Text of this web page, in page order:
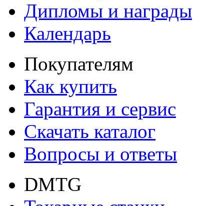
Дипломы и награды
Календарь
Покупателям
Как купить
Гарантия и сервис
Скачать каталог
Вопросы и ответы
DMTG